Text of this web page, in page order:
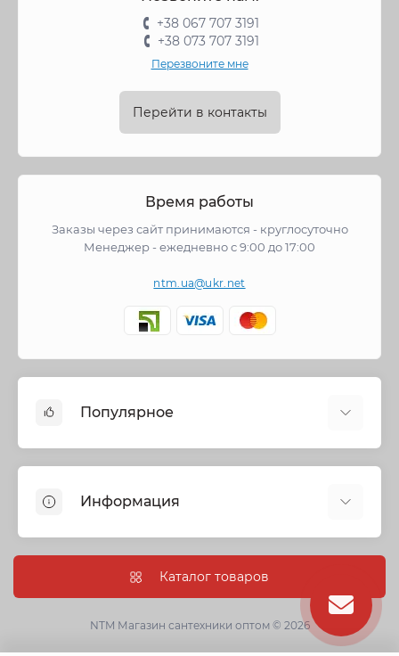
+38 067 707 3191
+38 073 707 3191
Перезвоните мне
Перейти в контакты
Время работы
Заказы через сайт принимаются - круглосуточно
Менеджер - ежедневно с 9:00 до 17:00
ntm.ua@ukr.net
Популярное
Запорная арматура
Трубы и фитинги
Насосное оборудование
Информация
Информация о доставке
О нас
Условия соглашения
Гарантии
Каталог товаров
NTM Магазин сантехники оптом © 2026